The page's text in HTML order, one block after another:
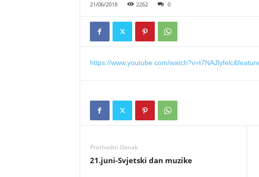
21/06/2018 2262 0
https://www.youtube.com/
Prethodni članak
21.juni-Svjetski dan muzike